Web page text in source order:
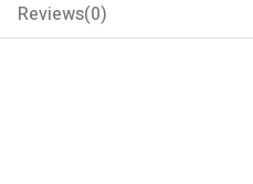
Reviews(0)